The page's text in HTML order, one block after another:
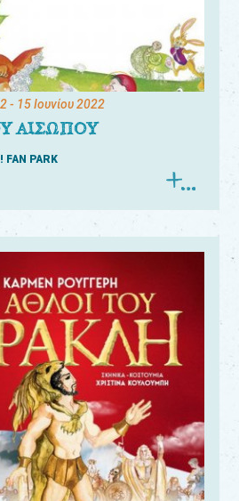
- 15 Ιουνίου 2022
ΑΙΣΩΠΟΥ
FAN PARK